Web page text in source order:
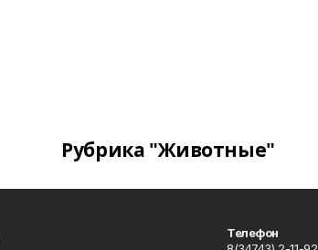
Рубрика "Животные"
Телефон